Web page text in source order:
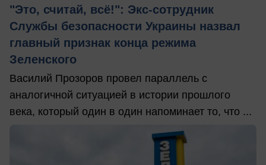
"Это, считай, всё!": Экс-сотрудник
Службы безопасности Украины назвал
главный признак конца режима
Зеленского
Василий Прозоров провел параллель с
аналогичной ситуацией в истории прошлого
века, который один в один напоминает то, что ...